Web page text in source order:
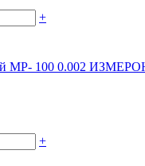
+
МР- 100 0.002
+